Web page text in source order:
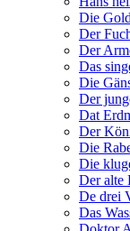
Die
Der
Der
Das
Die
Der
Dat
Der
Die
Die
Der alte
De drei
Das